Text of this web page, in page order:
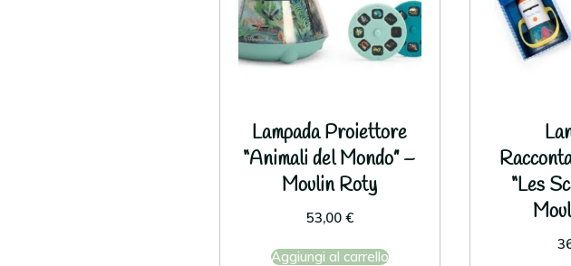
Lampada Proiettore
“Animali del Mondo” –
Moulin Roty
53,00 €
Aggiungi al carrello
“Les
Iscriviti alla Nostra
Privacy Policy
Cookie